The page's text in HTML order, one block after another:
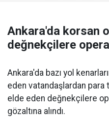
Ankara'da korsan
değnekçilere
Ankara'da bazı yol
eden vatandaşlardan para
elde eden değnekçilere
gözaltına alındı.